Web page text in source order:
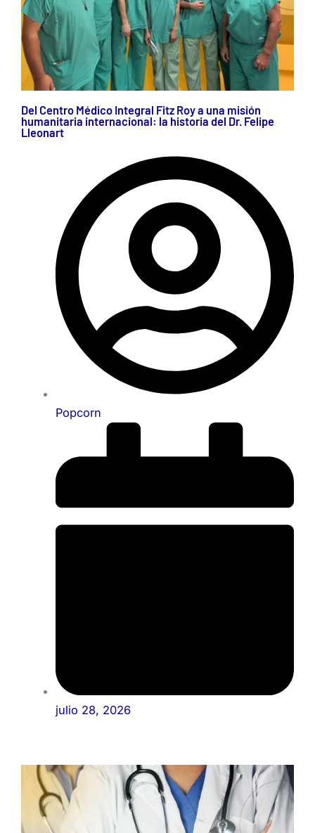
Del Centro Médico Integral Fitz Roy a una misión
humanitaria internacional: la historia del Dr. Felipe
Lleonart
Popcorn
julio 28, 2026